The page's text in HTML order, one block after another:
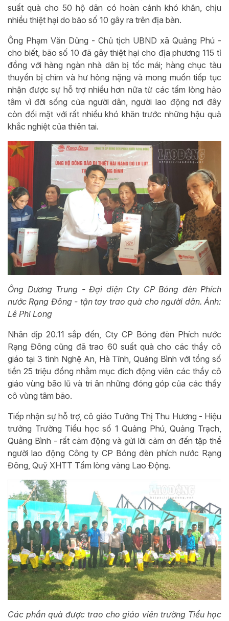
suất quà cho 50 hộ dân có hoàn cảnh khó khăn, chịu
nhiều thiệt hại do bão số 10 gây ra trên địa bàn.
Ông Phạm Văn Dũng - Chủ tịch UBND xã Quảng Phú -
cho biết, bão số 10 đã gây thiệt hại cho địa phương 115 tỉ
đồng với hàng ngàn nhà dân bị tốc mái; hàng chục tàu
thuyền bị chìm và hư hỏng nặng và mong muốn tiếp tục
nhận được sự hỗ trợ nhiều hơn nữa từ các tấm lòng hảo
tâm vì đời sống của người dân, người lao động nơi đây
còn đối mặt với rất nhiều khó khăn trước những hậu quả
khắc nghiệt của thiên tai.
Ông Dương Trung - Đại diện Cty CP Bóng đèn Phích
nước Rạng Đông - tận tay trao quà cho người dân. Ảnh:
Lê Phi Long
Nhân dịp 20.11 sắp đến, Cty CP Bóng đèn Phích nước
Rạng Đông cũng đã trao 60 suất quà cho các thầy cô
giáo tại 3 tỉnh Nghệ An, Hà Tĩnh, Quảng Bình với tổng số
tiền 25 triệu đồng nhằm mục đích động viên các thầy cô
giáo vùng bão lũ và tri ân những đóng góp của các thầy
cô vùng tâm bão.
Tiếp nhận sự hỗ trợ, cô giáo Tưởng Thị Thu Hương - Hiệu
trưởng Trường Tiểu học số 1 Quảng Phú, Quảng Trạch,
Quảng Bình - rất cảm động và gửi lời cảm ơn đến tập thể
người lao động Công ty CP Bóng đèn phích nước Rạng
Đông, Quỹ XHTT Tấm lòng vàng Lao Động.
Các phần quà được trao cho giáo viên trường Tiểu học